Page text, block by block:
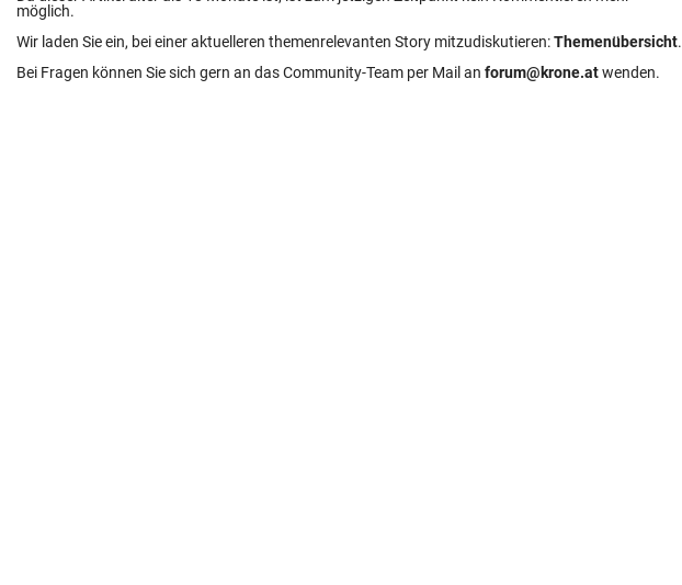
möglich.
Wir laden Sie ein, bei einer aktuelleren themenrelevanten Story mitzudiskutieren:Themenübersicht.
Bei Fragen können Sie sich gern an das Community-Team per Mail an forum@krone.atwenden.